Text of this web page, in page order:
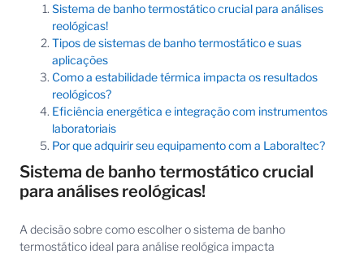
Sistema de banho termostático crucial para análises
reológicas!
Tipos de sistemas de banho termostático e suas
aplicações
Como a estabilidade térmica impacta os resultados
reológicos?
Eficiência energética e integração com instrumentos
laboratoriais
Por que adquirir seu equipamento com a Laboraltec?
Sistema de banho termostático crucial
para análises reológicas!
A decisão sobre como escolher o sistema de banho
termostático ideal para análise reológica impacta